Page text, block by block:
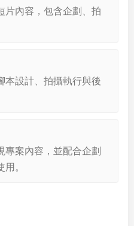
片內容，包含企劃、拍
本設計、拍攝執行與後
專案內容，並配合企劃
。